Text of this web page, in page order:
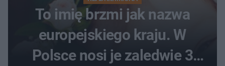
To imię brzmi jak nazwa
europejskiego kraju. W
Polsce nosi je zaledwie 3